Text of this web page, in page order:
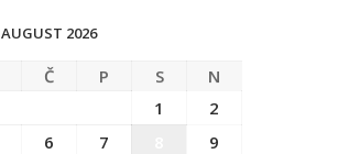
AUGUST 2026
Č P S
N
1
2
6 7
9